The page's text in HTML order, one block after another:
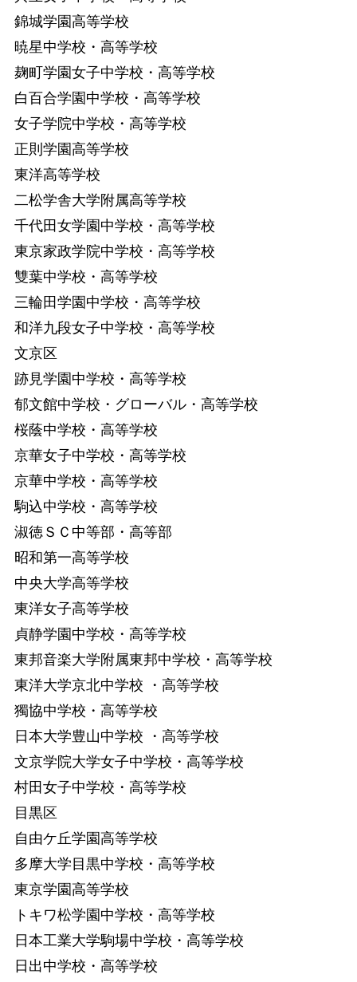
錦城学園高等学校
暁星中学校・高等学校
麹町学園女子中学校・高等学校
白百合学園中学校・高等学校
女子学院中学校・高等学校
正則学園高等学校
東洋高等学校
二松学舎大学附属高等学校
千代田女学園中学校・高等学校
東京家政学院中学校・高等学校
雙葉中学校・高等学校
三輪田学園中学校・高等学校
和洋九段女子中学校・高等学校
文京区
跡見学園中学校・高等学校
郁文館中学校・グローバル・高等学校
桜蔭中学校・高等学校
京華女子中学校・高等学校
京華中学校・高等学校
駒込中学校・高等学校
淑徳ＳＣ中等部・高等部
昭和第一高等学校
中央大学高等学校
東洋女子高等学校
貞静学園中学校・高等学校
東邦音楽大学附属東邦中学校・高等学校
東洋大学京北中学校 ・高等学校
獨協中学校・高等学校
日本大学豊山中学校 ・高等学校
文京学院大学女子中学校・高等学校
村田女子中学校・高等学校
目黒区
自由ケ丘学園高等学校
多摩大学目黒中学校・高等学校
東京学園高等学校
トキワ松学園中学校・高等学校
日本工業大学駒場中学校・高等学校
日出中学校・高等学校